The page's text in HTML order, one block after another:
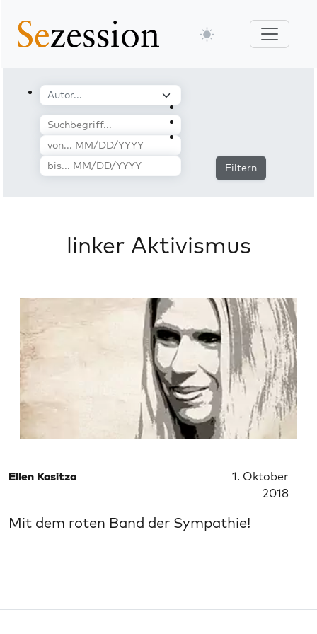
Filtern
linker Aktivismus
Ellen Kositza
1. Oktober
2018
Mit dem roten Band der Sympathie!